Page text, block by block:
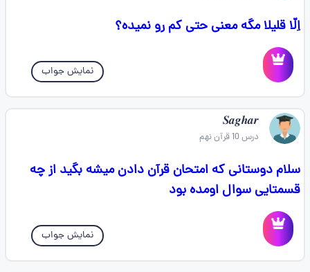
اِلّا قلیلا مگه معنی حتی کم رو نمیده؟
نمایش جواب
𝑺𝒂𝒈𝒉𝒂𝒓
درس 10 قرآن نهم
سلام دوستانی که امتحان قرآن دادن میشه بگید از چه
قسمتایی سوال اومده بود
نمایش جواب